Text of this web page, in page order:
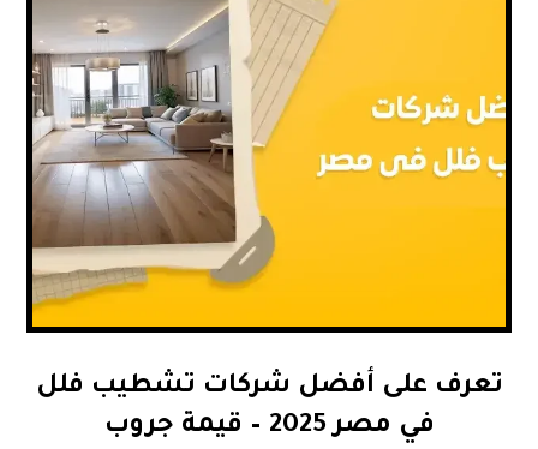
تعرف على أفضل شركات تشطيب فلل
في مصر 2025 – قيمة جروب